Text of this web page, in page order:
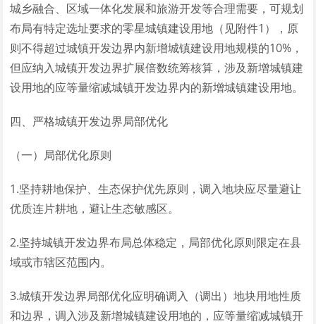
城乡融合、区域一体化发展和旅游开发等合理需要，可规划
布局有特定选址要求的零星城镇建设用地（见附件1），原
则不得超过城镇开发边界内新增城镇建设用地规模的10%，
但应纳入城镇开发边界扩展倍数统筹核算，涉及新增城镇建
设用地的应等量缩减城镇开发边界内的新增城镇建设用地。
四、严格城镇开发边界局部优化
（一）局部优化原则
1.坚持耕地保护、生态保护优先原则，调入地块应尽量避让
优质连片耕地，避让生态敏感区。
2.坚持城镇开发边界布局总体稳定，局部优化原则限定在县
域或市辖区范围内。
3.城镇开发边界局部优化应明确调入（调出）地块用地性质
和边界，调入涉及新增城镇建设用地的，应等量缩减城镇开